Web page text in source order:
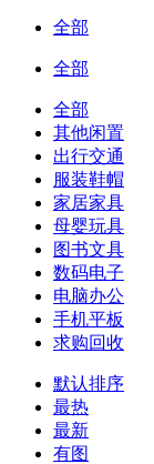
全部
全部
全部
其他闲置
出行交通
服装鞋帽
家居家具
母婴玩具
图书文具
数码电子
电脑办公
手机平板
求购回收
默认排序
最热
最新
有图